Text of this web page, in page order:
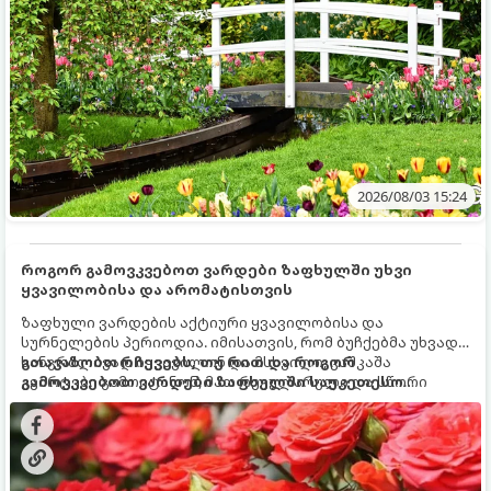
2026/08/03 15:24
როგორ გამოვკვებოთ ვარდები ზაფხულში უხვი
ყვავილობისა და არომატისთვის
ზაფხული ვარდების აქტიური ყვავილობისა და
სურნელების პერიოდია. იმისათვის, რომ ბუჩქებმა უხვად,
ხანგრძლივად იყვავილონ და მსხვილი, კაშკაშა
კვირტები გამოიტანონ, მათ რეგულარული და სწორი
გამოკვება სჭირდებათ. ზაფხულის პერიოდში მცენარის
მოთხოვნილებები იცვლება, ამიტომ მნიშვნელოვანია
ვიცოდეთ, რომელი სასუქები გამოიყენება ამ დროს.
გთავაზობთ რჩევებს, თუ რით და როგორ
გამოვკვებოთ ვარდები ზაფხულში საუკეთესო
შედეგის მისაღწევად: